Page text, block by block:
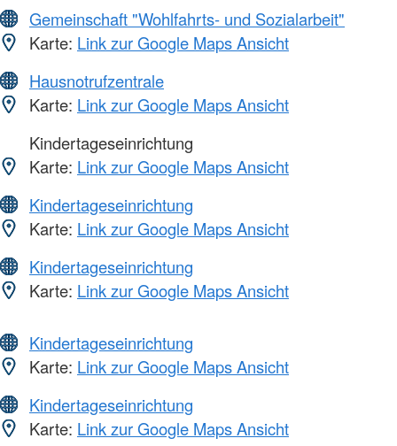
Gemeinschaft "Wohlfahrts- und Sozialarbeit"
Karte: Link zur Google Maps Ansicht
Hausnotrufzentrale
Karte: Link zur Google Maps Ansicht
Kindertageseinrichtung
Karte: Link zur Google Maps Ansicht
Kindertageseinrichtung
Karte: Link zur Google Maps Ansicht
Kindertageseinrichtung
Karte: Link zur Google Maps Ansicht
Kindertageseinrichtung
Karte: Link zur Google Maps Ansicht
Kindertageseinrichtung
Karte: Link zur Google Maps Ansicht